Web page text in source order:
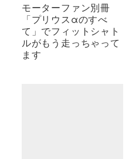
モーターファン別冊
「プリウスαのすべ
て」でフィットシャト
ルがもう走っちゃって
ます